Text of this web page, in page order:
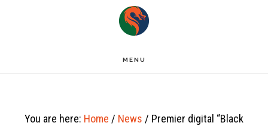
MENU
You are here: Home / News / Premier digital “Black